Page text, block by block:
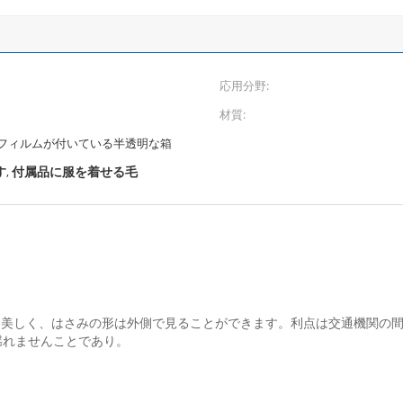
応用分野:
材質:
ィルムが付いている半透明な箱
,付属品に服を着せる毛
しく、はさみの形は外側で見ることができます。利点は交通機関の
ませんことであり。